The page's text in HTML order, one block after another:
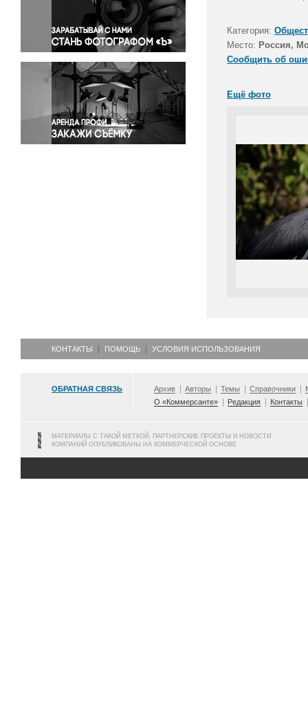
Правосудие
Происшествия и конфликты
Религия
Светская жизнь
Спорт
Экология
Экономика и бизнес
Категория:
Место: Россия,
Сообщить об
Ещё фото
КОНТАКТЫ ПОМОЩЬ УСЛОВИЯ ИСПОЛЬЗОВАНИЯ
ОБРАТНАЯ СВЯЗЬ Архив Авторы Темы Справочники
О «Коммерсанте»
Редакция Контакты
МАТЕРИАЛЫ С ТАКОЙ МЕТКОЙ, ПАРТНЕРСКИЕ ПРОЕКТЫ И НОВОСТИ
КОМПАНИЙ ОПУБЛИКОВАНЫ НА КОММЕРЧЕСКОЙ ОСНОВЕ